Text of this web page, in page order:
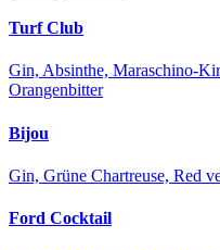
Turf Club
Gin, Absinthe, Maraschino-
Orangenbitter
Bijou
Gin, Grüne Chartreuse, Red
Ford Cocktail